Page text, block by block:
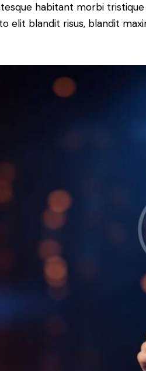
habitant morbi
elit blandit risus, blandit